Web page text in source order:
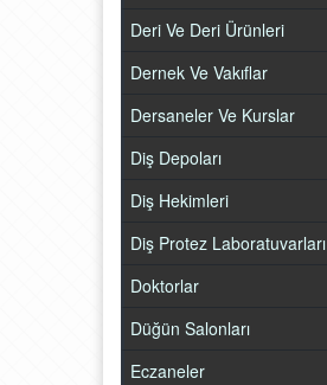
Deri Ve Deri Ürünleri
Dernek Ve Vakıflar
Dersaneler Ve Kurslar
Diş Depoları
Diş Hekimleri
Diş Protez Laboratuvarları
Doktorlar
Düğün Salonları
Eczaneler